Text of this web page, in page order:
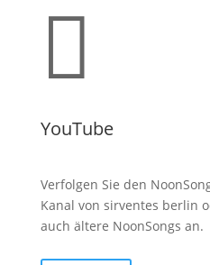

YouTube
Verfolgen Sie den
Kanal von sirventes berlin
auch ältere NoonSongs an.